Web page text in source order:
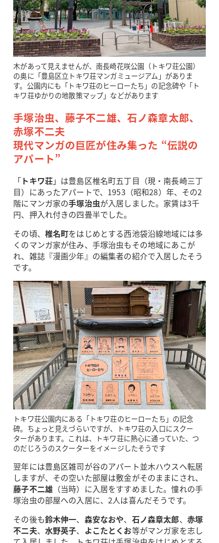
木があって見えませんが、南長崎花咲公園（トキワ荘公園）
の奥に「豊島区立トキワ荘マンガミュージアム」がありま
す。公園内にも「トキワ荘のヒーローたち」の記念碑や「ト
キワ荘ゆかりの地散策マップ」などがあります
手塚治虫、藤子不二雄、石ノ森章太郎、
赤塚不二夫
現代マンガの巨匠が住み集った “伝説の
アパート”
「 トキワ荘」は豊島区椎名町五丁目（現・南長崎三丁
目）にあったアパートで、1953（昭和28）年、その2
階にマンガ家の手塚治虫が入居しました。家賃は3千
円、押入れ付きの四畳半でした。
その頃、 椎名町をはじめとする西池袋沿線地域には多
くのマンガ家が住み、手塚治虫もその地域にあこが
れ、雑誌『漫画少年』の編集者の紹介で入居したそう
です。
トキワ荘公園内にある「トキワ荘のヒーローたち」の記念
碑。ちょっと見えづらいですが、トキワ荘の入口にスクー
ターがあります。これは、トキワ荘に熱心に通っていた、つ
のだじろうのスクーターをイメージしたそうです
翌年には豊島区雑司が谷のアパート並木ハウスへ転居
しますが、その空いた部屋は敷金がそのままにされ、
藤子不二雄 （当時）に入居をすすめました。憧れの手
塚治虫の部屋への入居に、2人は喜んだそうです。
その後も鈴木伸一、 森安なおや、 石ノ森章太郎、 赤塚
不二夫、 水野英子、 よこたとくお等がマンガ家を志し